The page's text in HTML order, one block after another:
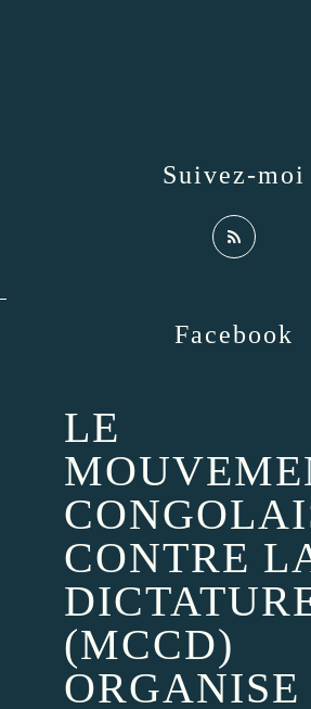
Suivez-moi
Facebook
LE
CONTRE
(MCCD)
ORGANISE